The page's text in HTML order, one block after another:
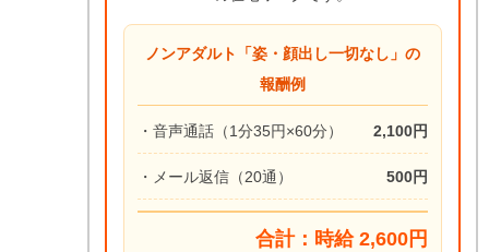
ノンアダルト「姿・顔出し一切なし」の
報酬例
・音声通話（1分35円×60分） 2,100円
・メール返信（20通） 500円
合計：時給 2,600円